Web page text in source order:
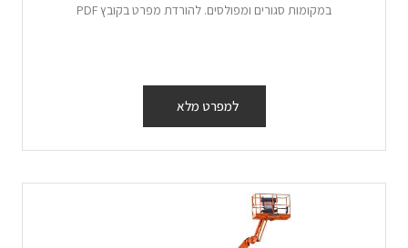
במקומות סגורים ומפולסים. להורדת מפרט בקובץ PDF
למפרט מלא